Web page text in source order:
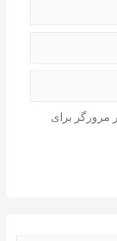
مرورگر برای